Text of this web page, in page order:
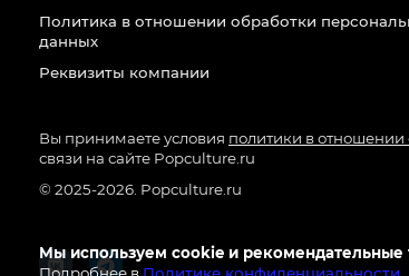
Мы используем cookie и рекомендательные
Политика в отношении обработки
данных
Реквизиты компании
Вы принимаете условия политики в
связи на сайте Popculture.ru
© 2025-2026. Popculture.ru